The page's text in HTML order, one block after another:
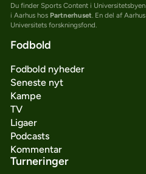
Du finder Sports Content i Universitetsbyen
i Aarhus hos Partnerhuset . En del af Aarhus
Universitets forskningsfond.
Fodbold
Fodbold nyheder
Seneste nyt
Kampe
TV
Ligaer
Podcasts
Kommentar
Turneringer